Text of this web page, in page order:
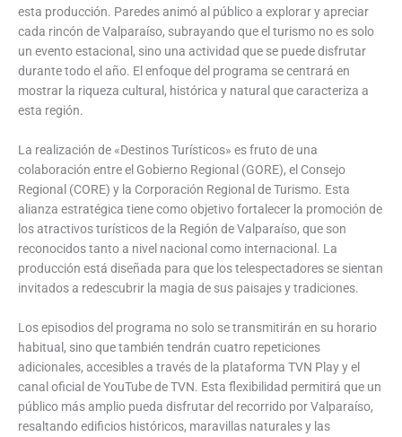
esta producción. Paredes animó al público a explorar y apreciar
cada rincón de Valparaíso, subrayando que el turismo no es solo
un evento estacional, sino una actividad que se puede disfrutar
durante todo el año. El enfoque del programa se centrará en
mostrar la riqueza cultural, histórica y natural que caracteriza a
esta región.
La realización de «Destinos Turísticos» es fruto de una
colaboración entre el Gobierno Regional (GORE), el Consejo
Regional (CORE) y la Corporación Regional de Turismo. Esta
alianza estratégica tiene como objetivo fortalecer la promoción de
los atractivos turísticos de la Región de Valparaíso, que son
reconocidos tanto a nivel nacional como internacional. La
producción está diseñada para que los telespectadores se sientan
invitados a redescubrir la magia de sus paisajes y tradiciones.
Los episodios del programa no solo se transmitirán en su horario
habitual, sino que también tendrán cuatro repeticiones
adicionales, accesibles a través de la plataforma TVN Play y el
canal oficial de YouTube de TVN. Esta flexibilidad permitirá que un
público más amplio pueda disfrutar del recorrido por Valparaíso,
resaltando edificios históricos, maravillas naturales y las